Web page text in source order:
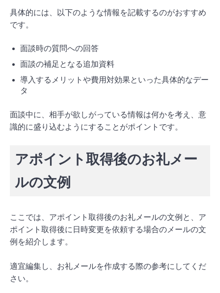
具体的には、以下のような情報を記載するのがおすすめ
です。
面談時の質問への回答
面談の補足となる追加資料
導入するメリットや費用対効果といった具体的なデー
タ
面談中に、相手が欲しがっている情報は何かを考え、意
識的に盛り込むようにすることがポイントです。
アポイント取得後のお礼メー
ルの文例
ここでは、アポイント取得後のお礼メールの文例と、ア
ポイント取得後に日時変更を依頼する場合のメールの文
例を紹介します。
適宜編集し、お礼メールを作成する際の参考にしてくだ
さい。